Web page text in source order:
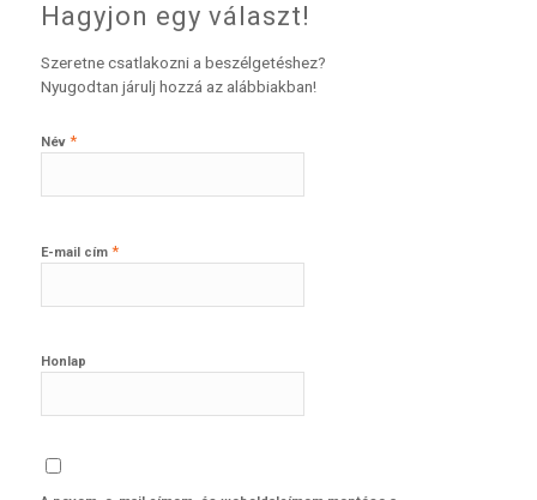
Hagyjon egy választ!
Szeretne csatlakozni a beszélgetéshez?
Nyugodtan járulj hozzá az alábbiakban!
Név *
E-mail cím *
Honlap